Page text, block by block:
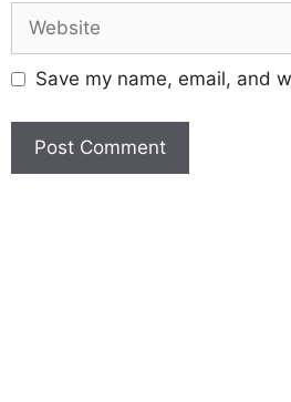
Save my name, email, and